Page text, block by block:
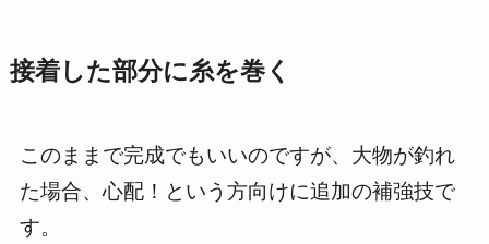
接着した部分に糸を巻く
このままで完成でもいいのですが、大物が釣れ
た場合、心配！という方向けに追加の補強技で
す。